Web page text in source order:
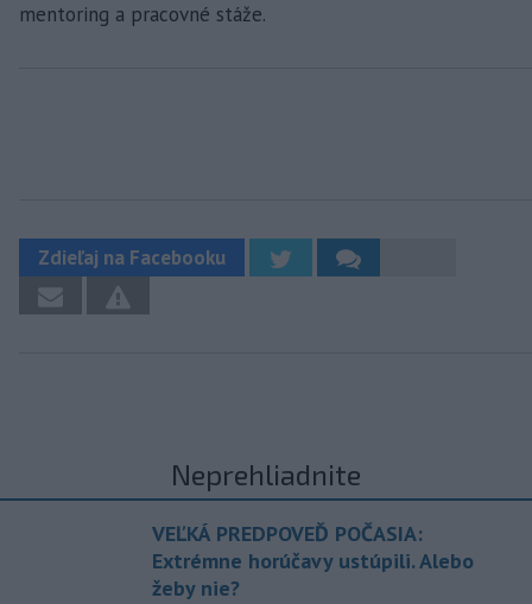
mentoring a pracovné stáže.
Zdieľaj na Facebooku
Neprehliadnite
VEĽKÁ PREDPOVEĎ POČASIA:
Extrémne horúčavy ustúpili. Alebo
žeby nie?